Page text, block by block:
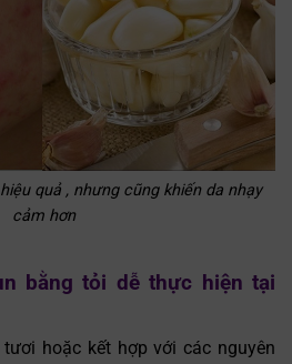
quả , nhưng cũng khiến da nhạy
cảm hơn
bằng tỏi dễ thực hiện tại
hoặc kết hợp với các nguyên